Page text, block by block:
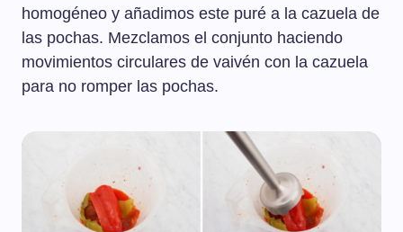
homogéneo y añadimos este puré a la cazuela de
las pochas. Mezclamos el conjunto haciendo
movimientos circulares de vaivén con la cazuela
para no romper las pochas.